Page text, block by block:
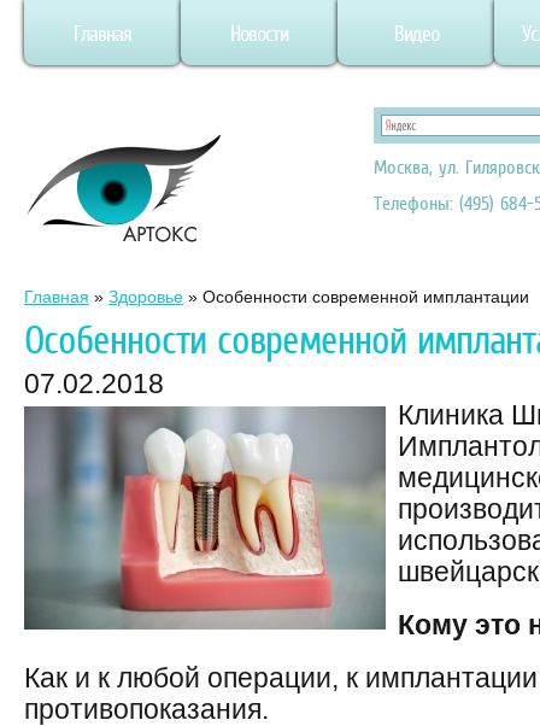
Главная Новости Видео
Москва, ул.
Телефоны: (495) 684-
Главная » Здоровье » Особенности современной имплантации
Особенности современной
07.02.2018
Клиника
Кому это
Как и к любой операции, к
противопоказания.